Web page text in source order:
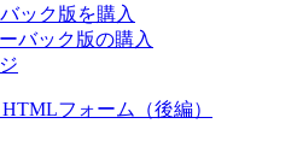
ック版を購入
バック版の購入